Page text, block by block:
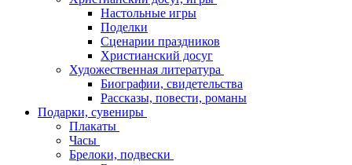
Настольные игры
Поделки
Сценарии праздников
Христианский досуг
Художественная литература
Биографии, свидетельства
Рассказы, повести, романы
Подарки, сувениры
Плакаты
Часы
Брелоки, подвески